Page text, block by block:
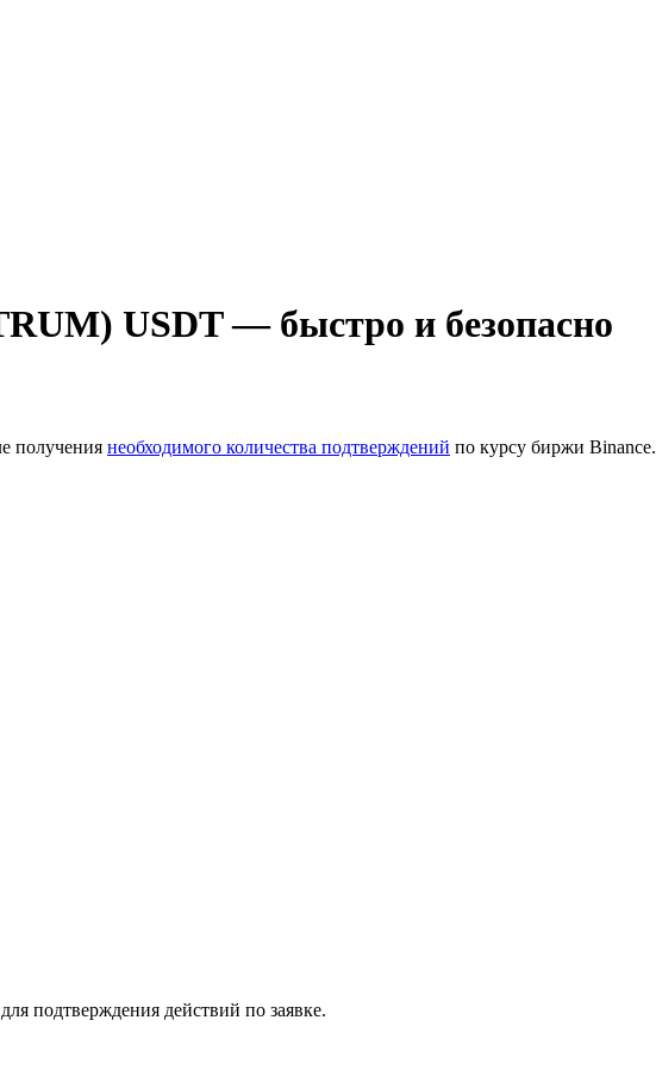
USDT — быстро и безопасно
получения необходимого количества подтверждений по курсу биржи Binance.
подтверждения действий по заявке.